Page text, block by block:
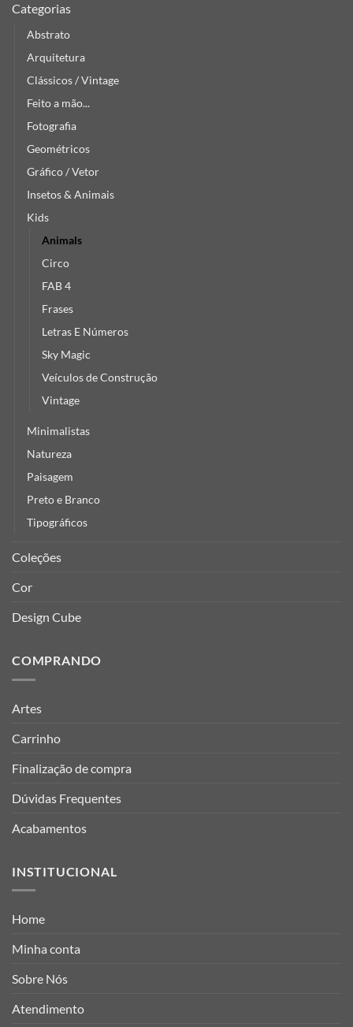
Categorias
Abstrato
Arquitetura
Clássicos / Vintage
Feito a mão...
Fotografia
Geométricos
Gráfico / Vetor
Insetos & Animais
Kids
Animals
Circo
FAB 4
Frases
Letras E Números
Sky Magic
Veículos de Construção
Vintage
Minimalistas
Natureza
Paisagem
Preto e Branco
Tipográficos
Coleções
Cor
Design Cube
COMPRANDO
Artes
Carrinho
Finalização de compra
Dúvidas Frequentes
Acabamentos
INSTITUCIONAL
Home
Minha conta
Sobre Nós
Atendimento